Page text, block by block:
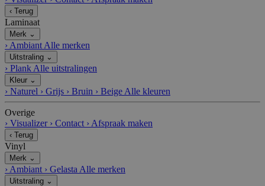
‹ Terug
Laminaat
Merk ⌄
› Ambiant Alle merken
Uitstraling ⌄
› Plank Alle uitstralingen
Kleur ⌄
› Naturel › Grijs › Bruin › Beige Alle kleuren
Overige
› Visualizer › Contact › Afspraak maken
‹ Terug
Vinyl
Merk ⌄
› Ambiant › Gelasta Alle merken
Uitstraling ⌄